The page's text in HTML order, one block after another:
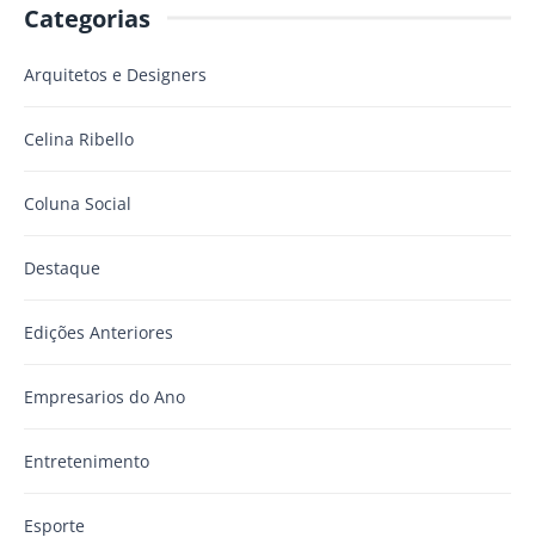
Categorias
Arquitetos e Designers
Celina Ribello
Coluna Social
Destaque
Edições Anteriores
Empresarios do Ano
Entretenimento
Esporte